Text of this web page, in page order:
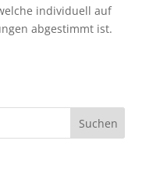
individuell auf
abgestimmt ist.